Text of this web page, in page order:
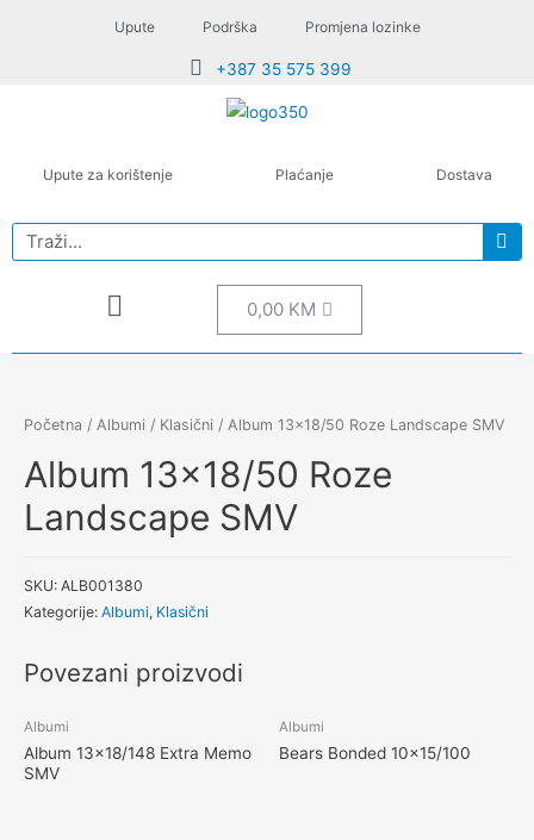
Upute Podrška Promjena lozinke
+387 35 575 399
Upute za korištenje Plaćanje Dostava
0,00 KM
Početna / Albumi / Klasični / Album 13×18/50 Roze Landscape SMV
Album 13×18/50 Roze
Landscape SMV
SKU: ALB001380
Kategorije: Albumi, Klasični
Povezani proizvodi
Albumi
Album 13×18/148 Extra Memo
SMV
Albumi
Bears Bonded 10×15/100